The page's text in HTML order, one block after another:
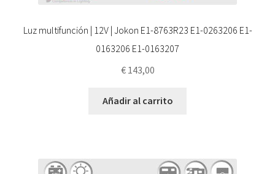
Luz multifunción | 12V | Jokon E1-8763R23 E1-0263206 E1-
0163206 E1-0163207
€143,00
Añadir al carrito